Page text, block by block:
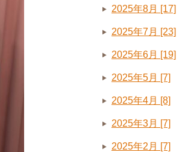
2025年8月 [17]
2025年7月 [23]
2025年6月 [19]
2025年5月 [7]
2025年4月 [8]
2025年3月 [7]
2025年2月 [7]